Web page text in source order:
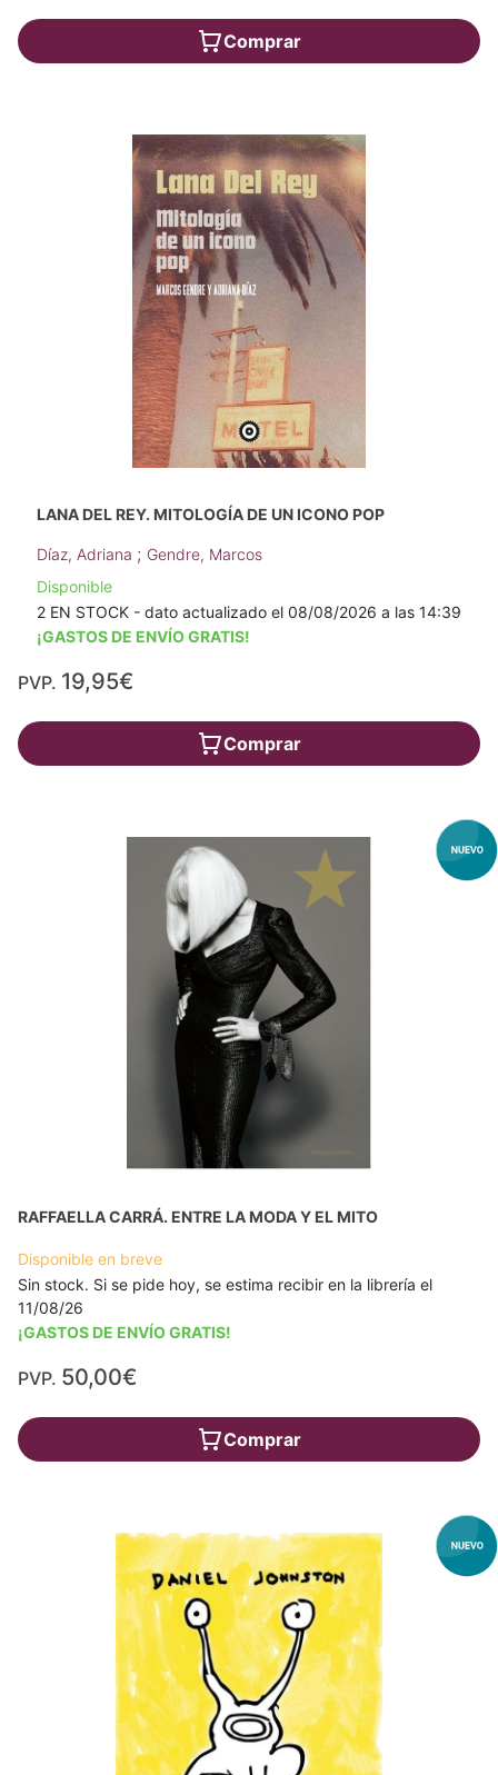
Comprar
LANA DEL REY. MITOLOGÍA DE UN ICONO POP
Díaz, Adriana ; Gendre, Marcos
Disponible
2 EN STOCK - dato actualizado el 08/08/2026 a las 14:39
¡GASTOS DE ENVÍO GRATIS!
PVP. 19,95€
Comprar
RAFFAELLA CARRÁ. ENTRE LA MODA Y EL MITO
Disponible en breve
Sin stock. Si se pide hoy, se estima recibir en la librería el
11/08/26
¡GASTOS DE ENVÍO GRATIS!
PVP. 50,00€
Comprar